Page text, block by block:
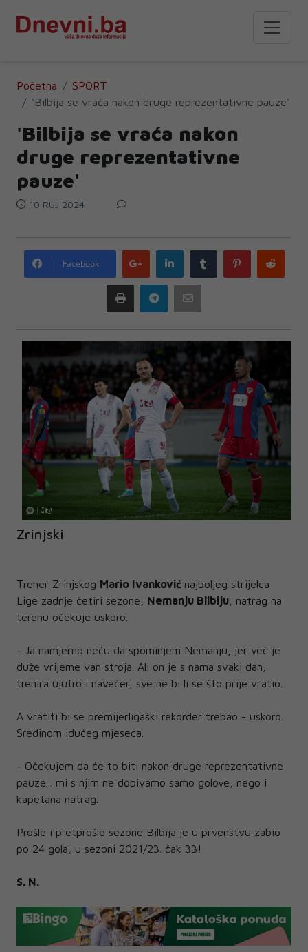
Početna
SPORT
'Bilbija se vraća nakon druge reprezentativne pauze'
'Bilbija se vraća nakon
druge reprezentativne
pauze'
10 RUJ 2024
Facebook
Google
plus
LinkedIn Tumblr Pinterest
Print Telegram
Zrinjski
Trener Zrinjskog Mario Ivanković najboljeg strijelca
Lige zadnje četiri sezone, Nemanju Bilbiju , natrag na
terenu očekuje uskoro.
- Ja namjerno neću da spominjem Nemanju, jer već je
duže vrijeme van stroja. Ali on je s nama svaki dan,
trenira ujutro i navečer, sve ne bi li se što prije vratio.
A vratiti bi se premijerligaški rekorder trebao - uskoro.
Sredinom idućeg mjeseca.
- Očekujem da će to biti nakon druge reprezentativne
pauze... mi s njim ne dobivamo samo golove, nego i
kapetana natrag.
Prošle i pretprošle sezone Bilbija je u prvenstvu zabio
po 24 gola, u sezoni 2021/23. čak 33!
S. N.